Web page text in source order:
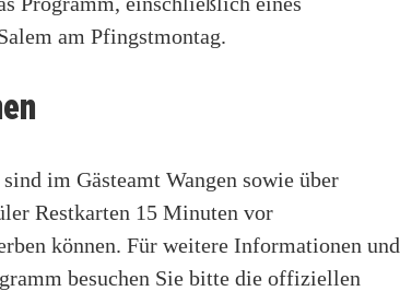
am Pfingstmontag.
im Gästeamt Wangen sowie über
Restkarten 15 Minuten vor
können. Für weitere Informationen und
besuchen Sie bitte die offiziellen